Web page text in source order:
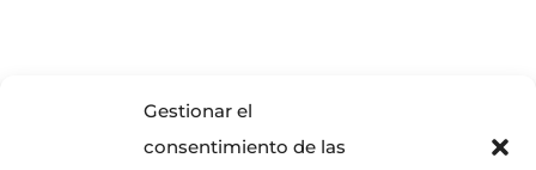
Gestionar el
consentimiento de las